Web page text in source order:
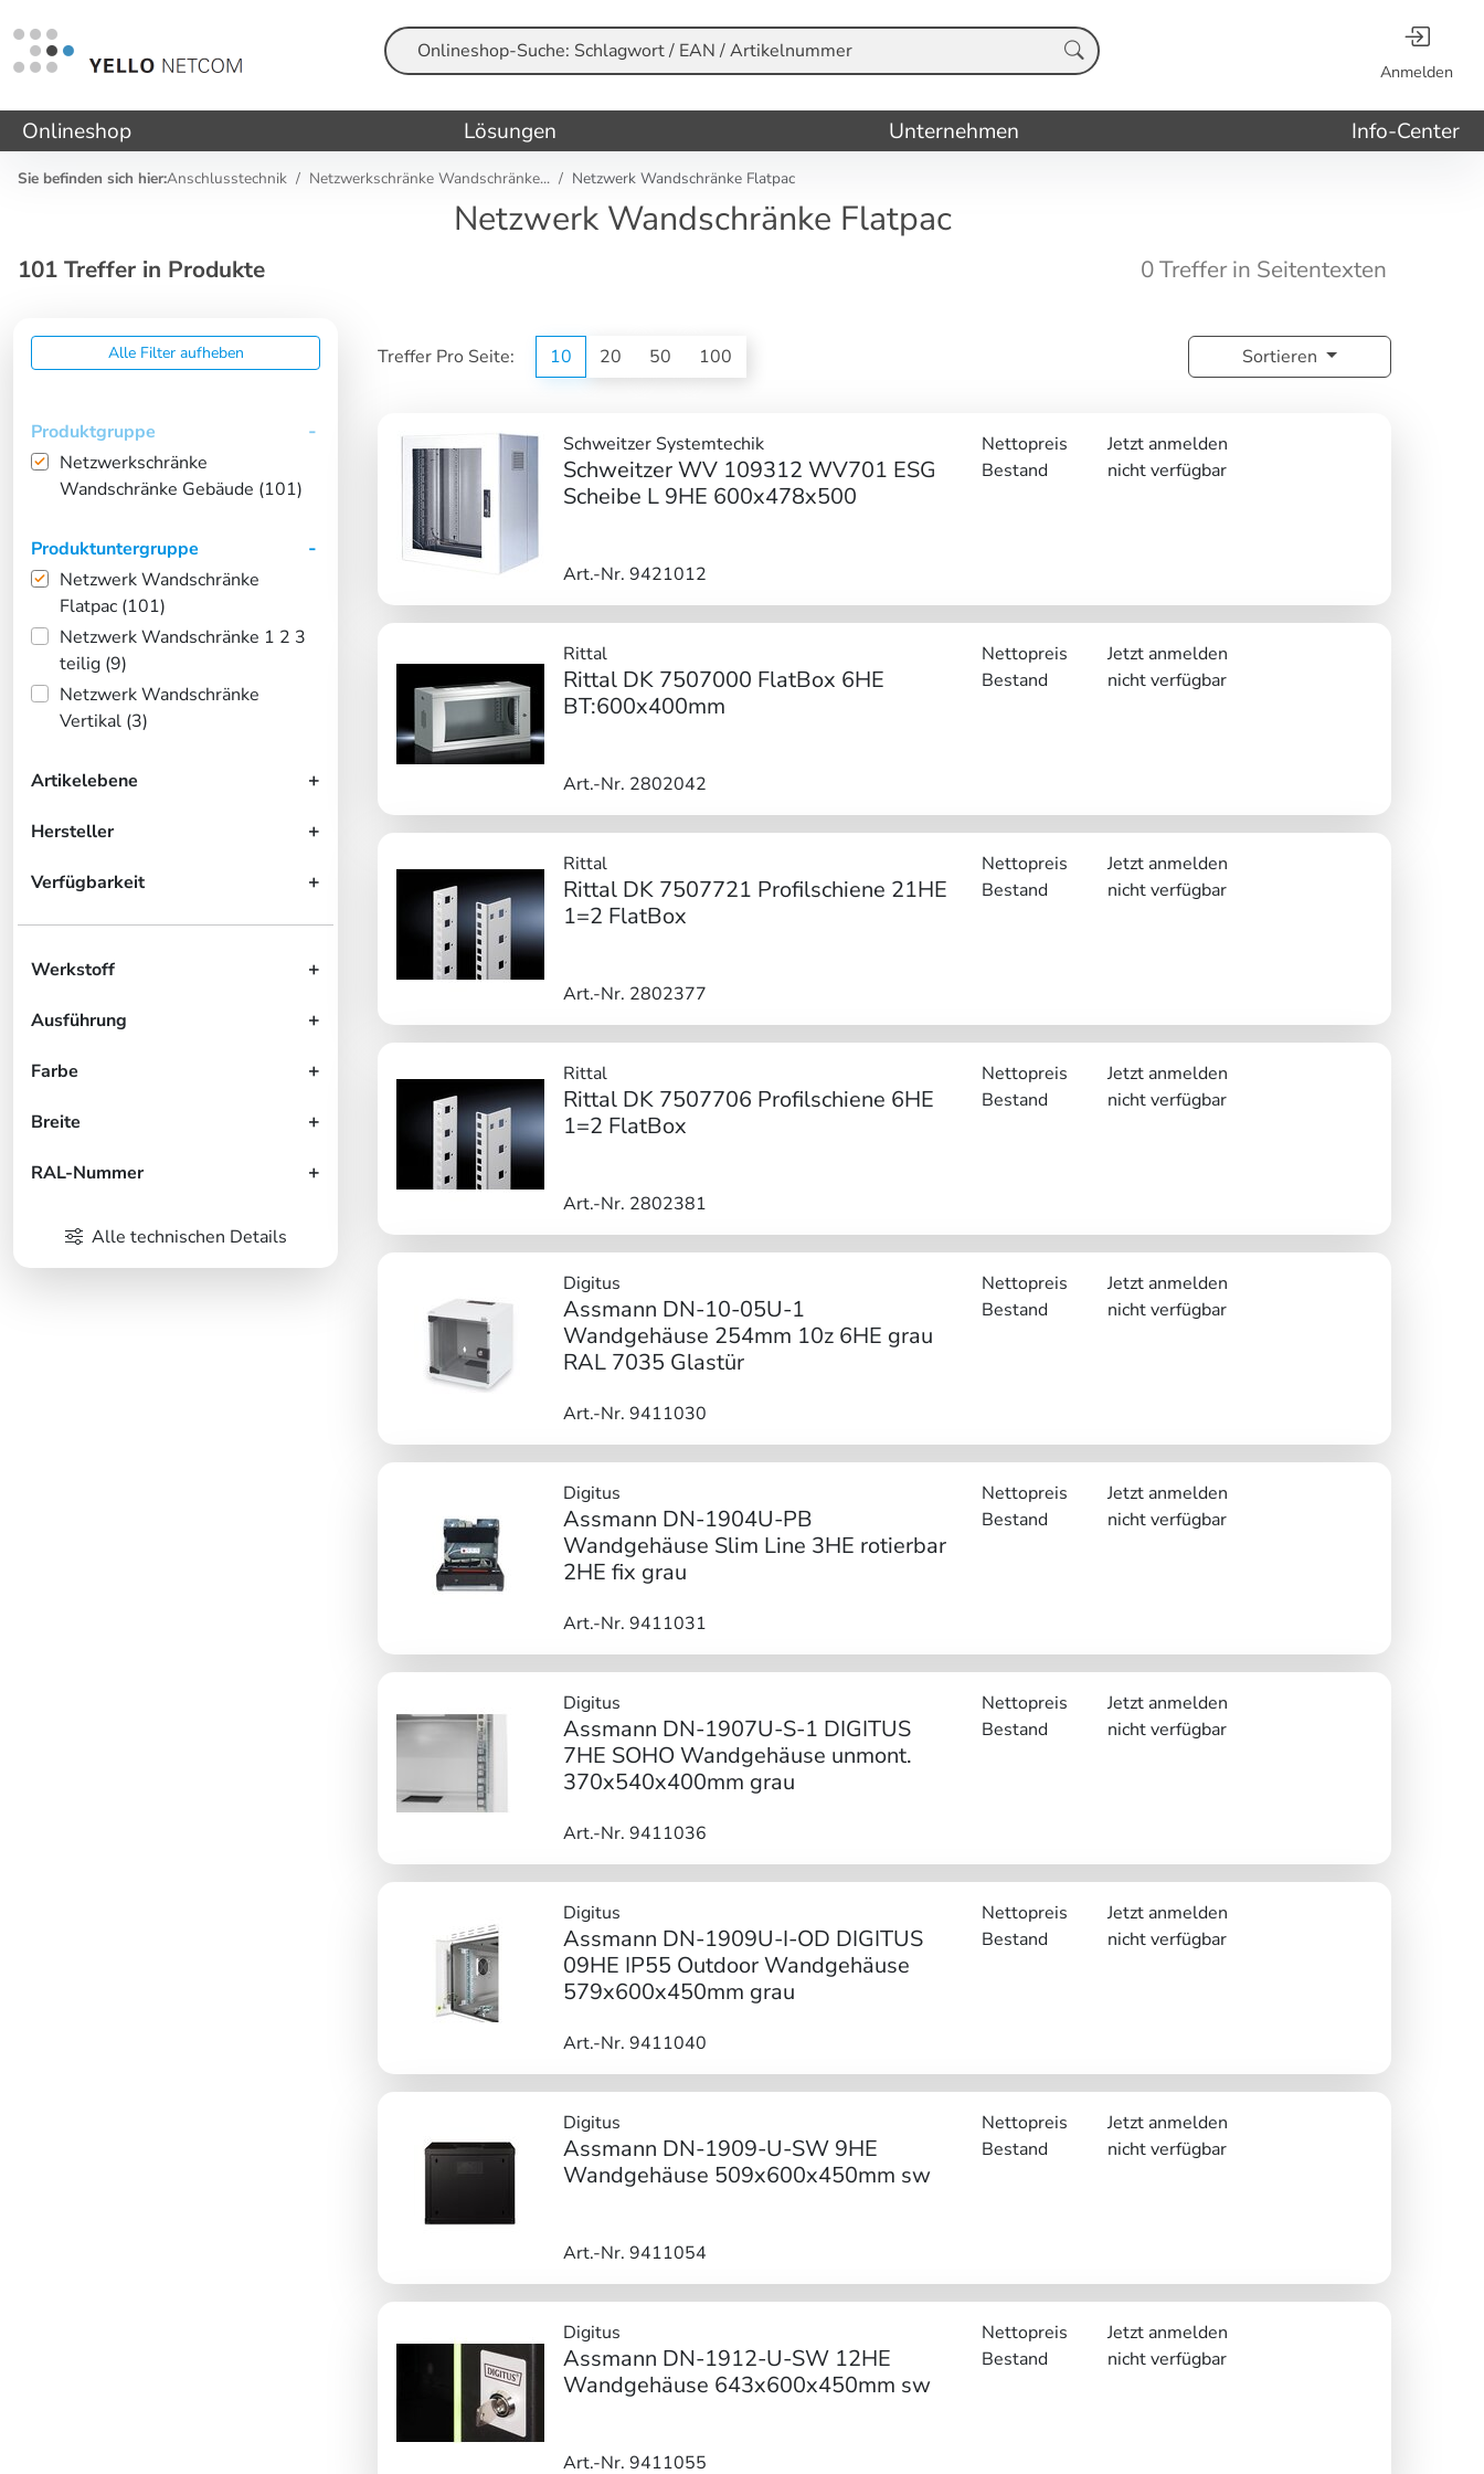
Suche Anmelden
Onlineshop Lösungen Unternehmen Info-Center
Sie befinden sich hier:Anschlusstechnik Netzwerkschränke Wandschränke... Netzwerk Wandschränke Flatpac
Netzwerk Wandschränke Flatpac
101 Treffer in Produkte 0 Treffer in Seitentexten
Alle Filter aufheben
Produktgruppe
Netzwerkschränke
Wandschränke Gebäude (101)
Produktuntergruppe
Netzwerk Wandschränke
Flatpac (101)
Netzwerk Wandschränke 1 2 3
teilig (9)
Netzwerk Wandschränke
Vertikal (3)
Artikelebene
Hersteller
Verfügbarkeit
Werkstoff
Ausführung
Farbe
Breite
RAL-Nummer
Alle technischen Details
Treffer Pro Seite: 10 20 50 100 Sortieren
Schweitzer Systemtechik
Schweitzer WV 109312 WV701 ESG
Scheibe L 9HE 600x478x500
Art.-Nr. 9421012
Nettopreis
Jetzt anmelden
Bestand
nicht verfügbar
Rittal
Rittal DK 7507000 FlatBox 6HE
BT:600x400mm
Art.-Nr. 2802042
Nettopreis
Jetzt anmelden
Bestand
nicht verfügbar
Rittal
Rittal DK 7507721 Profilschiene 21HE
1=2 FlatBox
Art.-Nr. 2802377
Nettopreis
Jetzt anmelden
Bestand
nicht verfügbar
Rittal
Rittal DK 7507706 Profilschiene 6HE
1=2 FlatBox
Art.-Nr. 2802381
Nettopreis
Jetzt anmelden
Bestand
nicht verfügbar
Digitus
Assmann DN-10-05U-1
Wandgehäuse 254mm 10z 6HE grau
RAL 7035 Glastür
Art.-Nr. 9411030
Nettopreis
Jetzt anmelden
Bestand
nicht verfügbar
Digitus
Assmann DN-1904U-PB
Wandgehäuse Slim Line 3HE rotierbar
2HE fix grau
Art.-Nr. 9411031
Nettopreis
Jetzt anmelden
Bestand
nicht verfügbar
Digitus
Assmann DN-1907U-S-1 DIGITUS
7HE SOHO Wandgehäuse unmont.
370x540x400mm grau
Art.-Nr. 9411036
Nettopreis
Jetzt anmelden
Bestand
nicht verfügbar
Digitus
Assmann DN-1909U-I-OD DIGITUS
09HE IP55 Outdoor Wandgehäuse
579x600x450mm grau
Art.-Nr. 9411040
Nettopreis
Jetzt anmelden
Bestand
nicht verfügbar
Digitus
Assmann DN-1909-U-SW 9HE
Wandgehäuse 509x600x450mm sw
Art.-Nr. 9411054
Nettopreis
Jetzt anmelden
Bestand
nicht verfügbar
Digitus
Assmann DN-1912-U-SW 12HE
Wandgehäuse 643x600x450mm sw
Art.-Nr. 9411055
Nettopreis
Jetzt anmelden
Bestand
nicht verfügbar